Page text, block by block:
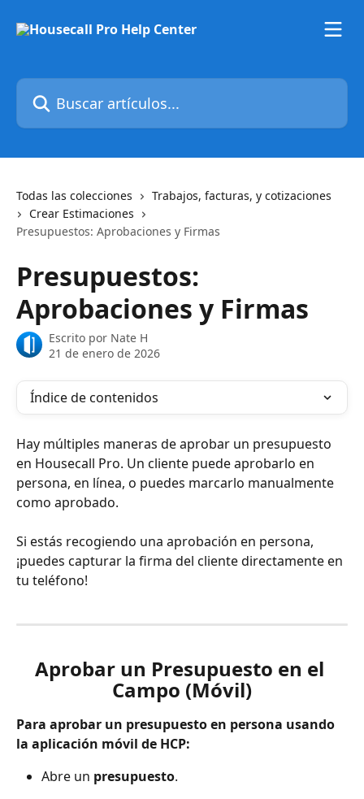
Buscar artículos...
Todas las colecciones
Trabajos, facturas, y cotizaciones
Crear Estimaciones
Presupuestos: Aprobaciones y Firmas
Presupuestos:
Aprobaciones y Firmas
Escrito por Nate H
21 de enero de 2026
Índice de contenidos
Hay múltiples maneras de aprobar un presupuesto
en Housecall Pro. Un cliente puede aprobarlo en
persona, en línea, o puedes marcarlo manualmente
como aprobado.
Si estás recogiendo una aprobación en persona,
¡puedes capturar la firma del cliente directamente en
tu teléfono!
Aprobar un Presupuesto en el
Campo (Móvil)
Para aprobar un presupuesto en persona usando
la aplicación móvil de HCP:
Abre un presupuesto.